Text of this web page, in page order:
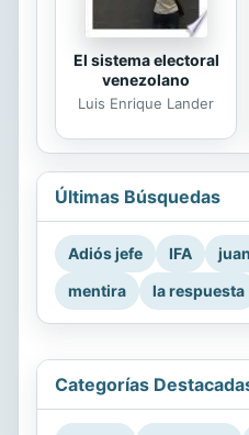
El sistema electoral
venezolano
Luis Enrique Lander
Últimas Búsquedas
Adiós jefe IFA
mentira
la respuesta
Categorías